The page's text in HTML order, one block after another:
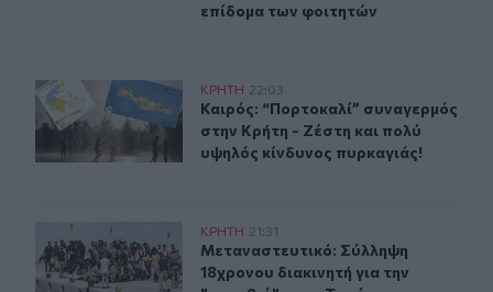
επίδομα των φοιτητών
Καιρός: “Πορτοκαλί” συναγερμός στην Κρήτη - Ζέστη
ΚΡΗΤΗ 22:03
Καιρός: “Πορτοκαλί” συναγερμός
Καιρός: “Πορτοκαλί” συναγερμός
στην Κρήτη - Ζέστη και πολύ
υψηλός κίνδυνος πυρκαγιάς!
Μεταναστευτικό: Σύλληψη 18χρονου διακινητή για
ΚΡΗΤΗ 21:31
Μεταναστευτικό: Σύλληψη
Μεταναστευτικό: Σύλληψη
18χρονου διακινητή για την